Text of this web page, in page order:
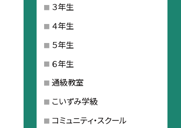
３年生
４年生
５年生
６年生
通級教室
こいずみ学級
コミュニティ・スクール